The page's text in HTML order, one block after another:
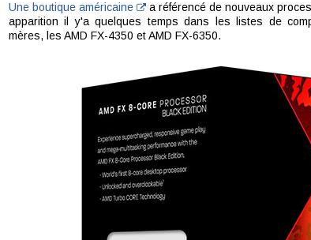
Une boutique américaine
a référencé de nouveaux
apparition il y'a quelques temps dans les listes de
mères, les AMD FX-4350 et AMD FX-6350.